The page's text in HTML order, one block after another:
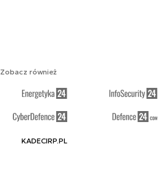
Zobacz również
KADECIRP.PL